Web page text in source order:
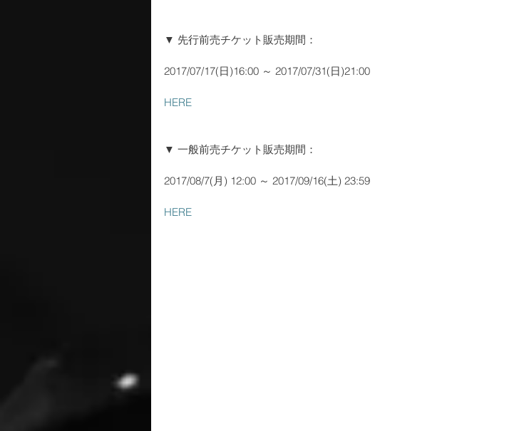
▼ 先行前売チケット販売期間：
2017/07/17(日)16:00 ～ 2017/07/31(日)21:00
HERE
▼ 一般前売チケット販売期間：
2017/08/7(月) 12:00 ～ 2017/09/16(土) 23:59
HERE